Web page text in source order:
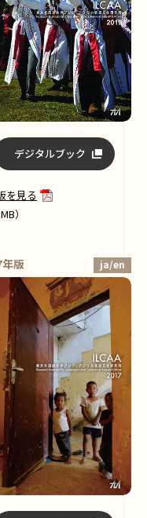
デジタルブック
を見る
）
版 ja/en